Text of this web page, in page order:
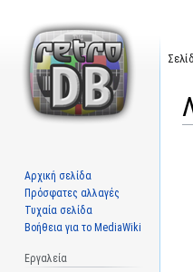
Αρχική σελίδα
Πρόσφατες αλλαγές
Τυχαία σελίδα
Βοήθεια για το MediaWiki
Εργαλεία